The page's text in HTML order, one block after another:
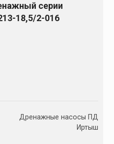
серии
18,5/2-016
Дренажные насосы ПД
Иртыш